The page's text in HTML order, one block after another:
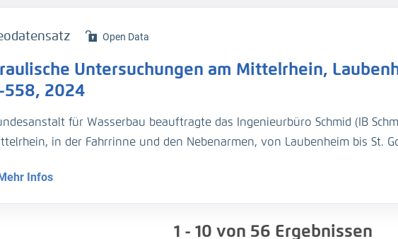
(H_WSP)
(H_Sohle)
(v_Str)
erfolgt
Open Data
Untersuchungen am Mittelrhein,
2024
für Wasserbau beauftragte das Ingenieurbüro Schmid (IB
in der Fahrrinne und den Nebenarmen, von Laubenheim bis St.
vom 11. 02. bis 12.02.2024
Infos
1 - 10 von 56 Ergebnissen